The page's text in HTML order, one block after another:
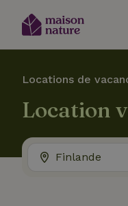
Locations de
Location